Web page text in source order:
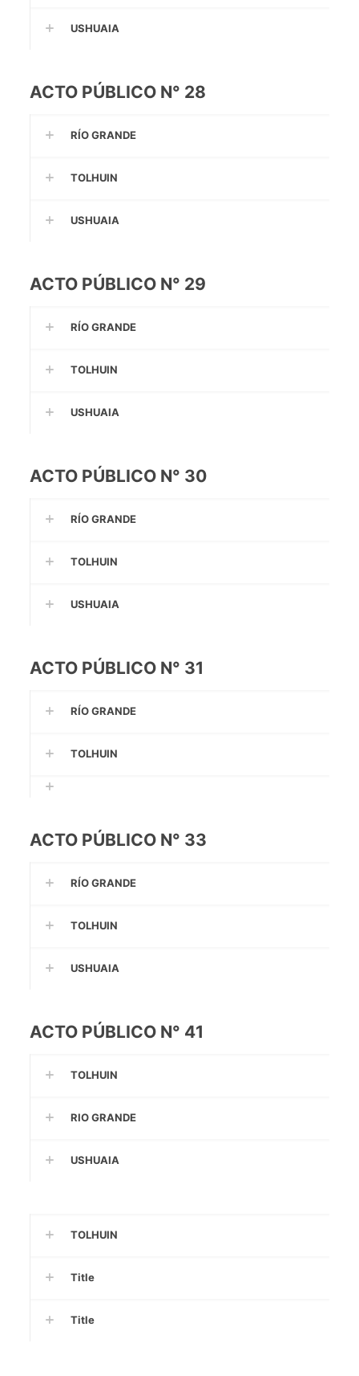
USHUAIA
ACTO PÚBLICO N° 28
RÍO GRANDE
TOLHUIN
USHUAIA
ACTO PÚBLICO N° 29
RÍO GRANDE
TOLHUIN
USHUAIA
ACTO PÚBLICO N° 30
RÍO GRANDE
TOLHUIN
USHUAIA
ACTO PÚBLICO N° 31
RÍO GRANDE
TOLHUIN
ACTO PÚBLICO N° 33
RÍO GRANDE
TOLHUIN
USHUAIA
ACTO PÚBLICO N° 41
TOLHUIN
RIO GRANDE
USHUAIA
TOLHUIN
Title
Title